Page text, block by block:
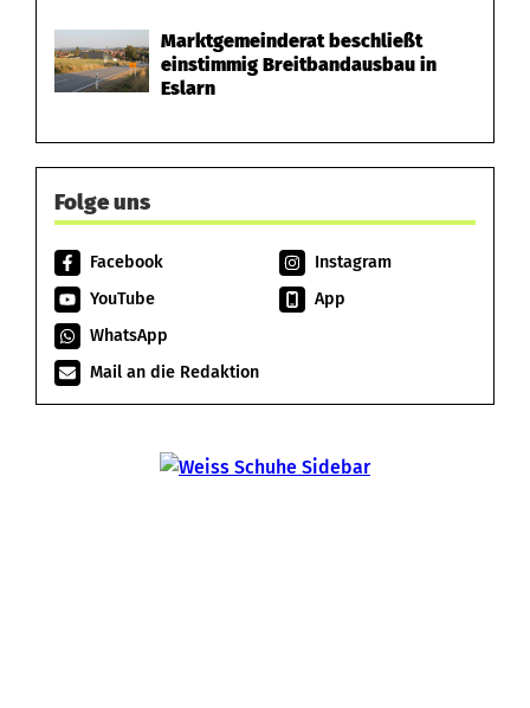
Marktgemeinderat beschließt
einstimmig Breitbandausbau in
Eslarn
Folge uns
Facebook
Instagram
YouTube
App
WhatsApp
Mail an die Redaktion